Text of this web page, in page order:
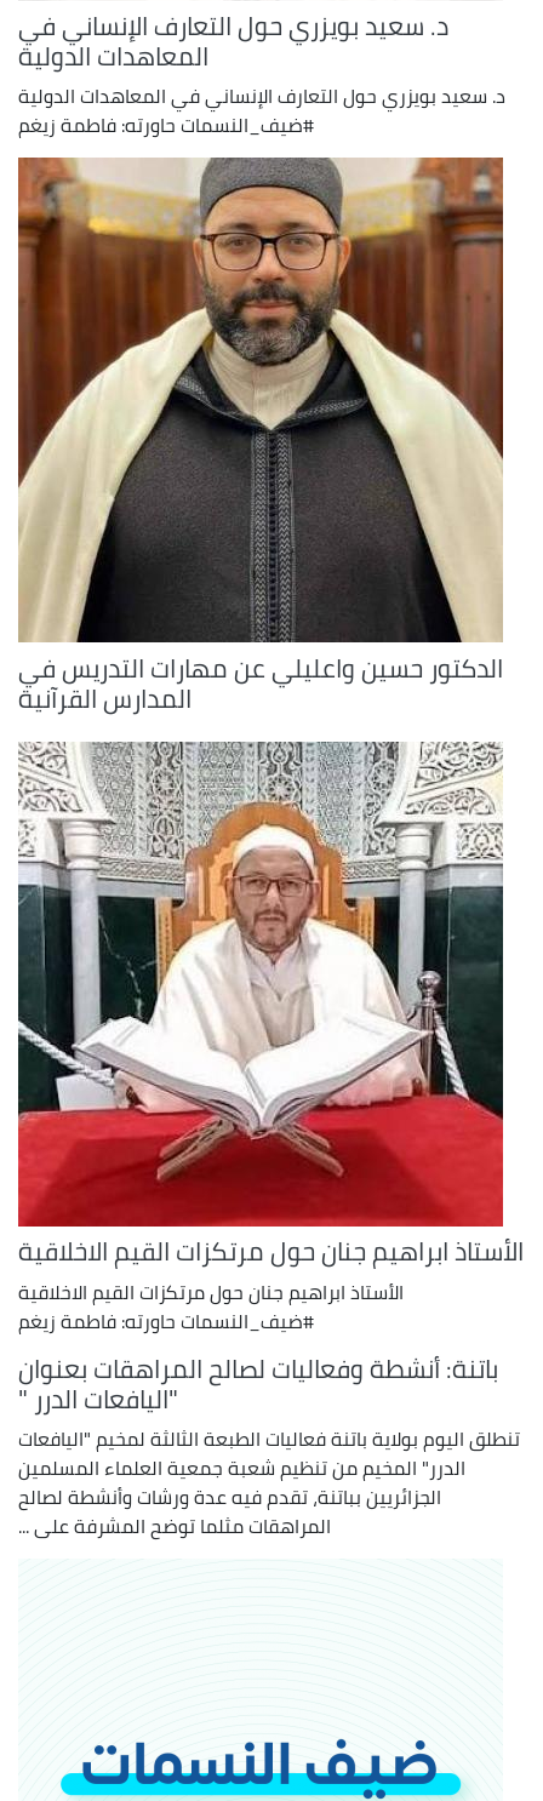
د. سعيد بويزري حول التعارف الإنساني في
المعاهدات الدولية
د. سعيد بويزري حول التعارف الإنساني في المعاهدات الدولية
#ضيف_النسمات حاورته: فاطمة زيغم
الدكتور حسين واعليلي عن مهارات التدريس في
المدارس القرآنية
الأستاذ ابراهيم جنان حول مرتكزات القيم الاخلاقية
الأستاذ ابراهيم جنان حول مرتكزات القيم الاخلاقية
#ضيف_النسمات حاورته: فاطمة زيغم
باتنة: أنشطة وفعاليات لصالح المراهقات بعنوان
"اليافعات الدرر "
تنطلق اليوم بولاية باتنة فعاليات الطبعة الثالثة لمخيم "اليافعات
الدرر" المخيم من تنظيم شعبة جمعية العلماء المسلمين
الجزائريين بباتنة، تقدم فيه عدة ورشات وأنشطة لصالح
المراهقات مثلما توضح المشرفة على ...